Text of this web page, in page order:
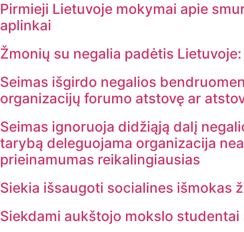
Pirmieji Lietuvoje mokymai apie
aplinkai
Žmonių su negalia padėtis
Seimas išgirdo negalios
organizacijų forumo atstovę ar
Seimas ignoruoja didžiąją dalį
tarybą deleguojama organizacija
prieinamumas reikalingiausias
Siekia išsaugoti socialines išmokas
Siekdami aukštojo mokslo